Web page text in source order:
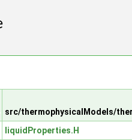
src/thermophysicalModels/
liquidProperties.H